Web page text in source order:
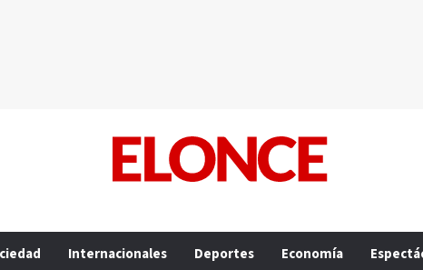
Internacionales Deportes Economía